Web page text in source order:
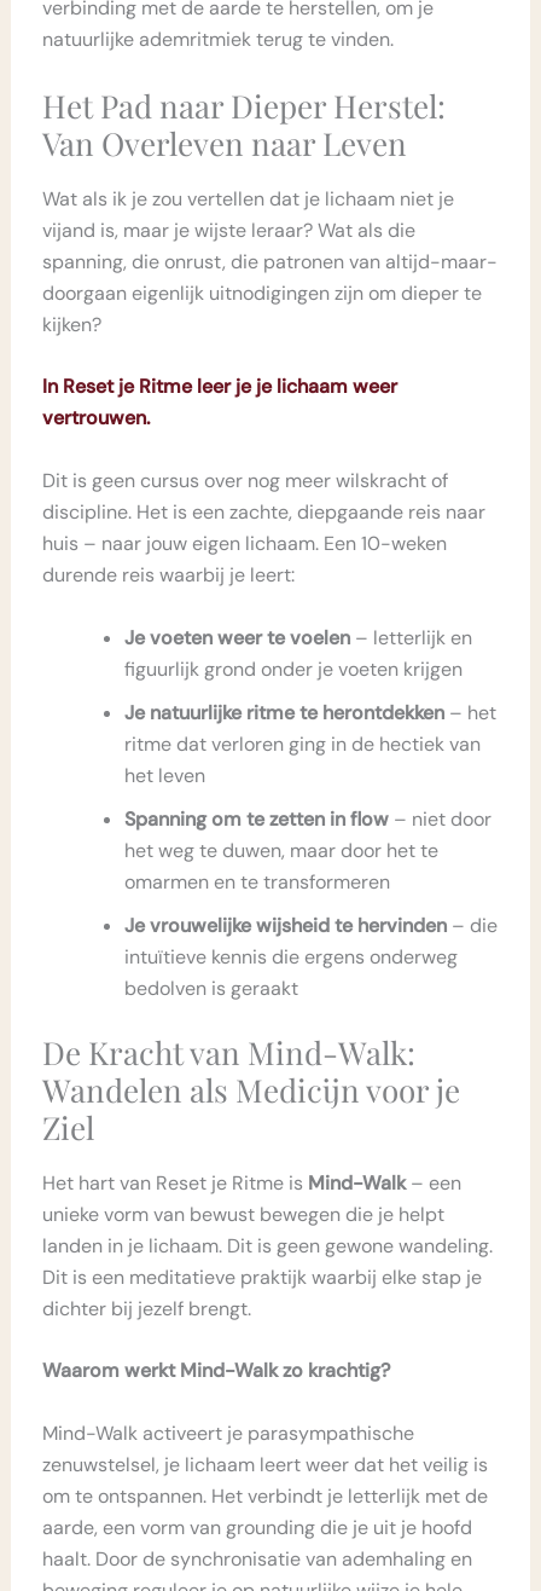
verbinding met de aarde te herstellen, om je
natuurlijke ademritmiek terug te vinden.
Het Pad naar Dieper Herstel:
Van Overleven naar Leven
Wat als ik je zou vertellen dat je lichaam niet je
vijand is, maar je wijste leraar? Wat als die
spanning, die onrust, die patronen van altijd-maar-
doorgaan eigenlijk uitnodigingen zijn om dieper te
kijken?
In Reset je Ritme leer je je lichaam weer
vertrouwen.
Dit is geen cursus over nog meer wilskracht of
discipline. Het is een zachte, diepgaande reis naar
huis – naar jouw eigen lichaam. Een 10-weken
durende reis waarbij je leert:
Je voeten weer te voelen– letterlijk en
figuurlijk grond onder je voeten krijgen
Je natuurlijke ritme te herontdekken– het
ritme dat verloren ging in de hectiek van
het leven
Spanning om te zetten in flow– niet door
het weg te duwen, maar door het te
omarmen en te transformeren
Je vrouwelijke wijsheid te hervinden– die
intuïtieve kennis die ergens onderweg
bedolven is geraakt
De Kracht van Mind-Walk:
Wandelen als Medicijn voor je
Ziel
Het hart van Reset je Ritme is Mind-Walk– een
unieke vorm van bewust bewegen die je helpt
landen in je lichaam. Dit is geen gewone wandeling.
Dit is een meditatieve praktijk waarbij elke stap je
dichter bij jezelf brengt.
Waarom werkt Mind-Walk zo krachtig?
Mind-Walk activeert je parasympathische
zenuwstelsel, je lichaam leert weer dat het veilig is
om te ontspannen. Het verbindt je letterlijk met de
aarde, een vorm van grounding die je uit je hoofd
haalt. Door de synchronisatie van ademhaling en